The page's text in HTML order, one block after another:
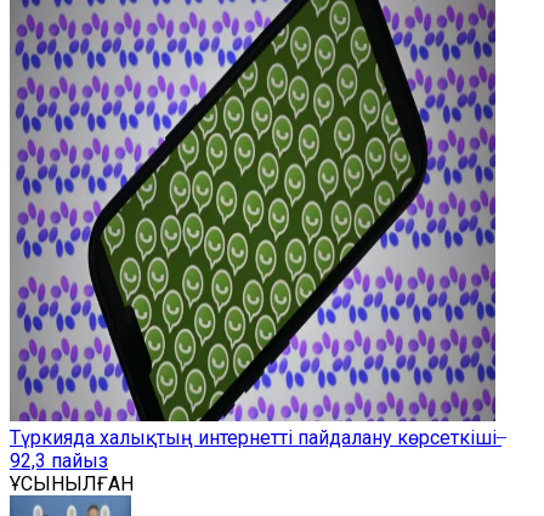
Түркияда халықтың интернетті пайдалану көрсеткіші ̶
92,3 пайыз
ҰСЫНЫЛҒАН